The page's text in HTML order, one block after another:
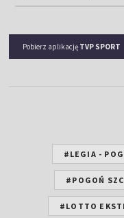
Pobierz aplikację TVP SPORT
#LEGIA -
#POGOŃ
#LOTTO